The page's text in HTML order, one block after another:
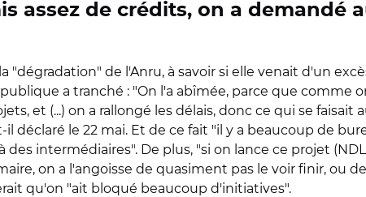
assez de crédits, on a demandé
"dégradation" de l'Anru, à savoir si elle venait d'un
a tranché : "On l'a abîmée, parce que comme
et (...) on a rallongé les délais, donc ce qui se
déclaré le 22 mai. Et de ce fait "il y a beaucoup de
intermédiaires". De plus, "si on lance ce projet
on a l'angoisse de quasiment pas le voir finir, ou
qu'on "ait bloqué beaucoup d'initiatives".